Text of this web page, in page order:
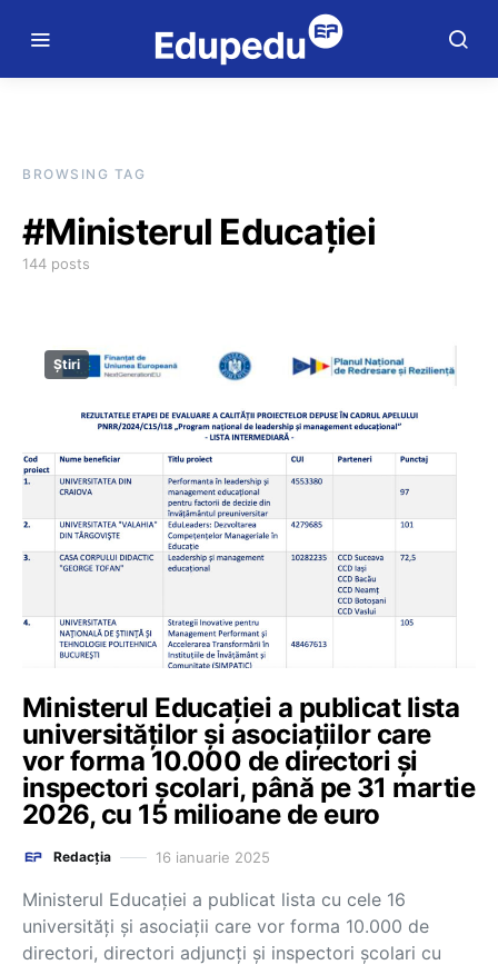
BROWSING TAG
#Ministerul Educației
144 posts
Știri
Ministerul Educației a publicat lista
universităților și asociațiilor care
vor forma 10.000 de directori și
inspectori școlari, până pe 31 martie
2026, cu 15 milioane de euro
Redacția 16 ianuarie 2025
Ministerul Educației a publicat lista cu cele 16
universități și asociații care vor forma 10.000 de
directori, directori adjuncți și inspectori școlari cu